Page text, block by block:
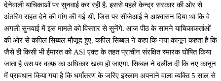
देनेवाली याचिकाओं पर सुनवाई कर रही है. इससे पहले केन्द्र सरकार की ओर से
अंतरिम राहत देने की मांग की गई थी, जिस पर सीजेआई ने आश्वासन दिया था कि वे
अगली सुनवाई में इस मामले को विस्तार से सुनेंगे. आज पीठ के सामने याचिकाकर्ताओं
की ओर से कपिल सिब्बल मौजूद हुए. कपिल सिब्बल ने कहा कि नया कानून कहता है कि
जैसे ही किसी भी ईमारत को ASI एक्ट के तहत प्राचीन संरक्षित स्मारक घोषित किया
जाता है उस पर वक़्फ़ का अधिकार खत्म हो जाएगा. सिब्बल ने दलील दी कि नए कानून
में प्रावधान किया गया है कि धर्मांतरण के जरिए इस्लाम अपनाने वाला व्यक्ति 5 साल से